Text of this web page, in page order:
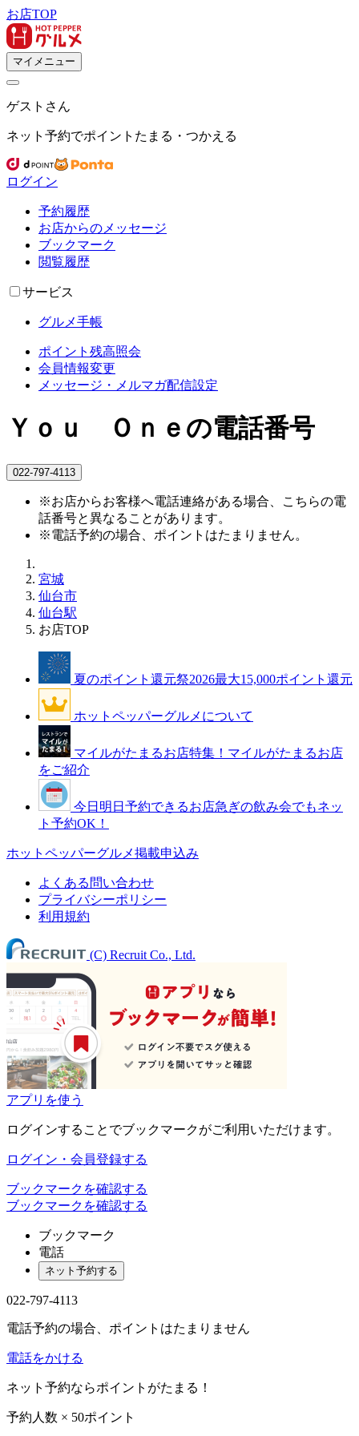
お店TOP
マイメニュー
ゲスト さん
ネット予約でポイントたまる・つかえる
ログイン
予約履歴
お店からのメッセージ
ブックマーク
閲覧履歴
サービス
グルメ手帳
ポイント残高照会
会員情報変更
メッセージ・メルマガ配信設定
Ｙｏｕ Ｏｎｅの電話番号
022-797-4113
※お店からお客様へ電話連絡がある場合、こちらの電
話番号と異なることがあります。
※電話予約の場合、ポイントはたまりません。
宮城
仙台市
仙台駅
お店TOP
夏のポイント還元祭2026最大15,000ポイント還元
ホットペッパーグルメについて
マイルがたまるお店特集！ マイルがたまるお店
をご紹介
今日明日予約できるお店急ぎの飲み会でもネッ
ト予約OK！
ホットペッパーグルメ掲載申込み
よくある問い合わせ
プライバシーポリシー
利用規約
(C) Recruit Co., Ltd.
アプリ を使う
ログインすることでブックマークがご利用いただけます。
ログイン・会員登録する
ブックマークを確認する
ブックマークを確認する
ブックマーク
電話
ネット予約する
022-797-4113
電話予約の場合、ポイントはたまりません
電話をかける
ネット予約ならポイント がたまる！
予約人数 × 50ポイント